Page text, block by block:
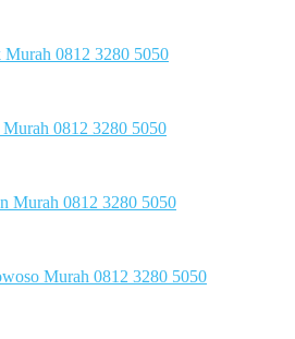
0812 3280 5050
0812 3280 5050
Murah 0812 3280 5050
Murah 0812 3280 5050